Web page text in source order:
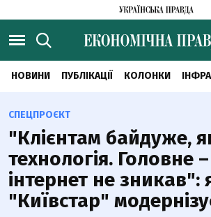
НОВИНИ ПУБЛІКАЦІЇ КОЛОНКИ
СПЕЦПРОЄКТ
"Клієнтам байдуже,
технологія. Головне
інтернет не зникав":
"Київстар"